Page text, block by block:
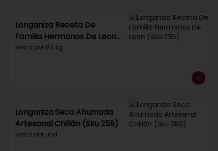
Longaniza Receta De
Familia Hermanos De Leon
(Sku 295)
Venta por 1/4 kg.
Longaniza Seca Ahumada
Artesanal Chillán (Sku 259)
Venta por und.